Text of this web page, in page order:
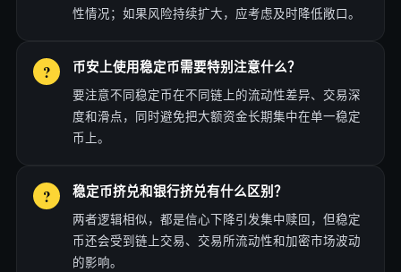
性情况；如果风险持续扩大，应考虑及时降低敞口。
币安上使用稳定币需要特别注意什么？
要注意不同稳定币在不同链上的流动性差异、交易深
度和滑点，同时避免把大额资金长期集中在单一稳定
币上。
稳定币挤兑和银行挤兑有什么区别？
两者逻辑相似，都是信心下降引发集中赎回，但稳定
币还会受到链上交易、交易所流动性和加密市场波动
的影响。